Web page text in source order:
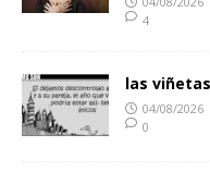
4
las
04/08/2026
0